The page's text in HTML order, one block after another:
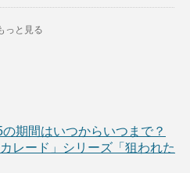
っと見る
期間はいつからいつまで？
レード」シリーズ「狙われた